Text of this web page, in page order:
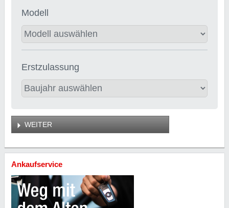
Modell
Erstzulassung
WEITER
Ankaufservice